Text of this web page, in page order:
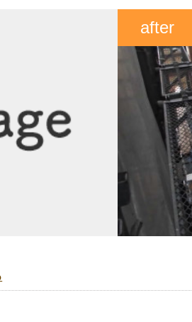
after